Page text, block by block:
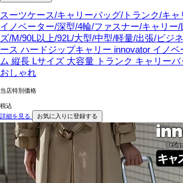
スーツケース/キャリーバッグ/トランク/キ
イノベーター/深型/4輪/ファスナー/キャリー/
ズ/M/90L以上/92L/大型/中型/軽量/出張/ビジ
ース ハードジップキャリー innovator イノベ
ム 縦長 Lサイズ 大容量 トランク キャリー
おしゃれ
当店特別価格
税込
詳細を見る
お気に入りに登録する